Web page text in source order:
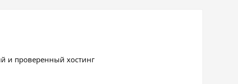
и проверенный хостинг